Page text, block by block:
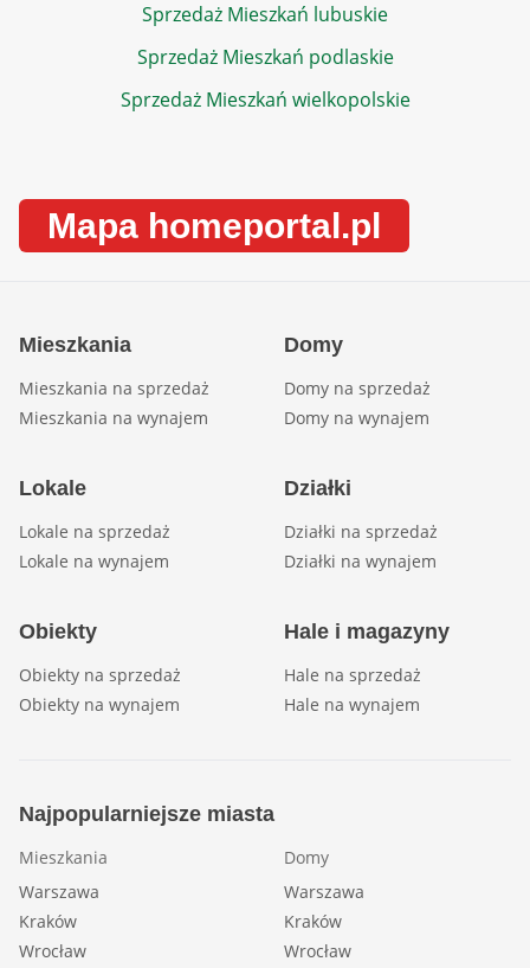
Sprzedaż Mieszkań lubuskie
Sprzedaż Mieszkań podlaskie
Sprzedaż Mieszkań wielkopolskie
Mapa homeportal.pl
Mieszkania
Mieszkania na sprzedaż
Mieszkania na wynajem
Domy
Domy na sprzedaż
Domy na wynajem
Lokale
Lokale na sprzedaż
Lokale na wynajem
Działki
Działki na sprzedaż
Działki na wynajem
Obiekty
Obiekty na sprzedaż
Obiekty na wynajem
Hale i magazyny
Hale na sprzedaż
Hale na wynajem
Najpopularniejsze miasta
Mieszkania
Warszawa
Kraków
Wrocław
Domy
Warszawa
Kraków
Wrocław